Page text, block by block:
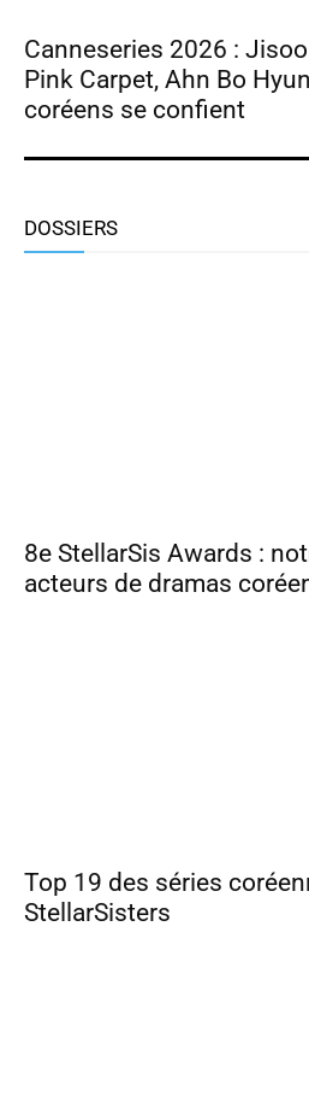
Canneseries 2026 :
Pink Carpet, Ahn Bo
coréens se confient
DOSSIERS
8e StellarSis Awards :
acteurs de dramas
Top 19 des séries
StellarSisters